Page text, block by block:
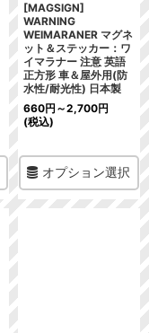
[MAGSIGN]
WARNING
WEIMARANER マグネ
ット＆ステッカー：ワ
イマラナー 注意 英語
正方形 車＆屋外用(防
水性/耐光性) 日本製
660円 ～2,700円
(税込)
オプション選択